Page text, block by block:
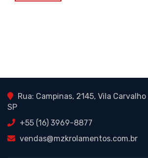
Rua: Campinas, 2145, Vila
SP
+55 (16) 3969-8877
vendas@mzkrolamentos.com.br